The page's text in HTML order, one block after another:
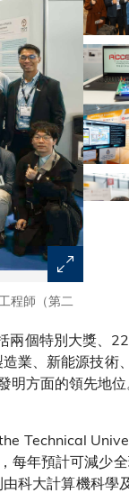
程師（第二
「
兩個特別大獎、
業、新能源技術
明方面的領先地位
Technical
每年預計可減少
科大計算機科學